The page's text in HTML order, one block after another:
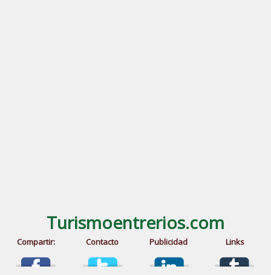
Turismoentrerios.com
Compartir: Contacto Publicidad Links